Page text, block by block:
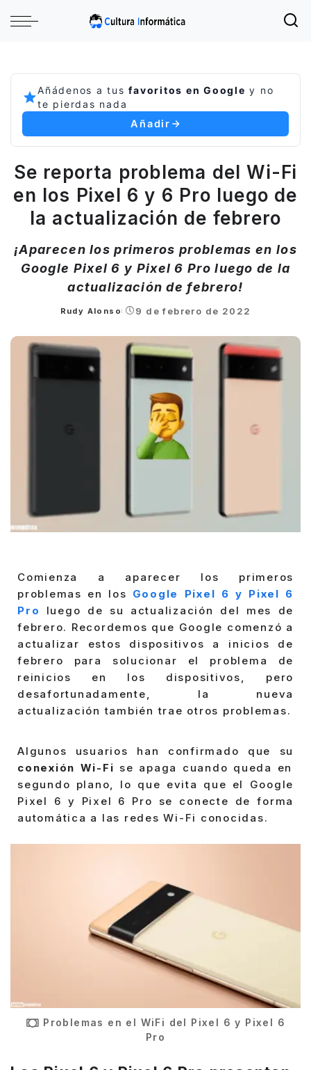
Añádenos a tusfavoritos en Google y no
te pierdas nada
Añadir
Se reporta problema del Wi-Fi
en los Pixel 6 y 6 Pro luego de
la actualización de febrero
¡Aparecen los primeros problemas en los
Google Pixel 6 y Pixel 6 Pro luego de la
actualización de febrero!
Posted
Rudy Alonso 9 de febrero de 2022
Comienza a aparecer los primeros
problemas en los Google Pixel 6 y Pixel 6
Pro
luego de su actualización del mes de
febrero. Recordemos que Google comenzó a
actualizar estos dispositivos a inicios de
febrero para solucionar el problema de
reinicios en los dispositivos, pero
desafortunadamente, la nueva
actualización también trae otros problemas.
Algunos usuarios han confirmado que su
conexión Wi-Fi se apaga cuando queda en
segundo plano, lo que evita que el Google
Pixel 6 y Pixel 6 Pro se conecte de forma
automática a las redes Wi-Fi conocidas.
Problemas en el WiFi del Pixel 6 y Pixel 6
Pro